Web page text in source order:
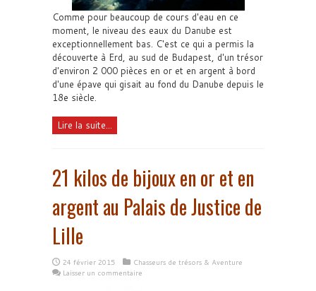
Comme pour beaucoup de cours d'eau en ce
moment, le niveau des eaux du Danube est
exceptionnellement bas. C'est ce qui a permis la
découverte à Erd, au sud de Budapest, d'un trésor
d'environ 2 000 pièces en or et en argent à bord
d'une épave qui gisait au fond du Danube depuis le
18e siècle.
Lire la suite...
21 kilos de bijoux en or et en
argent au Palais de Justice de
Lille
24 février 2015
Chasseurs de trésors & Aventure
Laisser un commentaire